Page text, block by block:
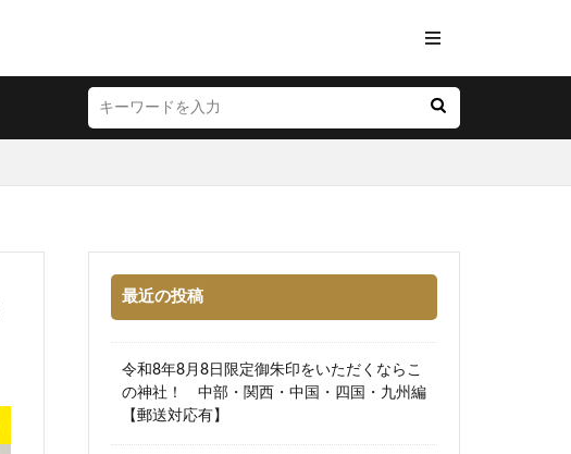
最近の投稿
令和8年8月8日限定御朱印をいただくならこ
の神社！ 中部・関西・中国・四国・九州編
【郵送対応有】